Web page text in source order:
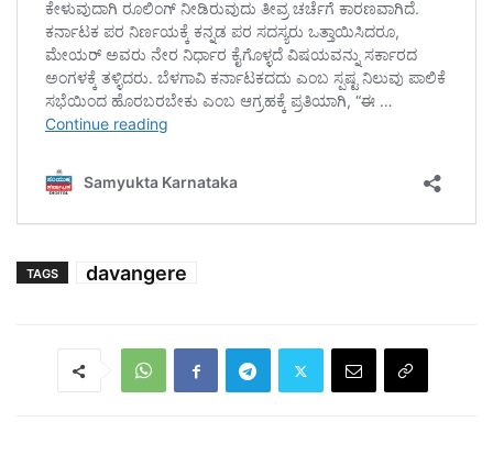
TAGS davangere